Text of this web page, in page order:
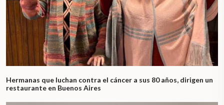
Hermanas que luchan contra el cáncer a sus 80 años, dirigen un
restaurante en Buenos Aires